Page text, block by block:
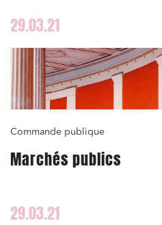
29.03.21
Commande publique
Marchés publics
29.03.21